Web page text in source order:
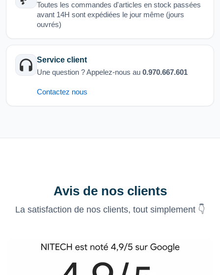
Toutes les commandes d'articles en stock passées
avant 14H sont expédiées le jour même (jours
ouvrés)
Service client
Une question ? Appelez-nous au 0.970.667.601
Contactez nous
Avis de nos clients
La satisfaction de nos clients, tout simplement 👇